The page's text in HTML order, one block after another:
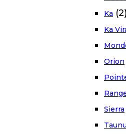
Ka (2)
Ka
Orion
Sierra